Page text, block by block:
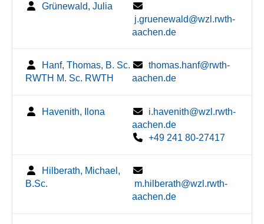
Grünewald, Julia
j.gruenewald@wzl.rwth-
aachen.de
Hanf, Thomas, B. Sc.
RWTH M. Sc. RWTH
thomas.hanf@rwth-
aachen.de
Havenith, Ilona
i.havenith@wzl.rwth-
aachen.de
+49 241 80-27417
Hilberath, Michael,
B.Sc.
m.hilberath@wzl.rwth-
aachen.de